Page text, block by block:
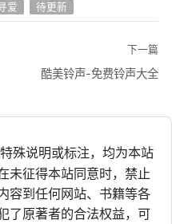
爱 待更新
下一篇
酷美铃声-免费铃声大全
殊说明或标注，均为本站
未征得本站同意时，禁止
容到任何网站、书籍等各
了原著者的合法权益，可